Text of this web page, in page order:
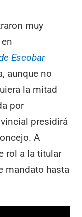
muy
Escobar
aunque no
la mitad
por
presidirá
A
rol a la titular
mandato hasta